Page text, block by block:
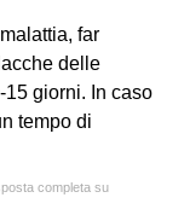
far
delle
giorni. In caso
tempo di
completa su